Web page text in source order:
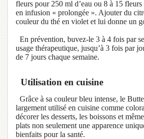
fleurs pour 250 ml d’eau ou 8 à 15 fleurs
en infusion « prolongée ». Ajouter du
couleur du thé en violet et lui donne un
En prévention, buvez-le 3 à 4 fois par
usage thérapeutique, jusqu’à 3 fois par
de 7 jours chaque semaine.
Utilisation en cuisine
Grâce à sa couleur bleu intense, le
largement utilisé en cuisine comme
décorer les desserts, les boissons et
plats non seulement une apparence
bienfaits pour la santé.